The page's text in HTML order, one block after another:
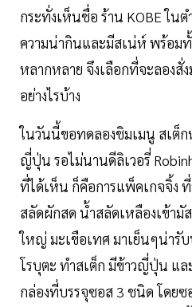
กระทั่งเห็นชื่อ ร้าน KOBE ใน
ความน่ากินและมีสเน่ห์ พร้อมทั้
หลากหลาย จึงเลือกที่จะลองสั่
อย่างไรบ้าง
ในวันนี้ขอทดลองชิมเมนู สเต็ก
ญี่ปุ่น รอไม่นานดีลิเวอรี่
ที่ได้เห็น ก็คือการแพ็คเกจจิ้ง
สลัดผักสด น้ำสลัดเหลืองเข้ามั
ใหญ่ มะเขือเทศ มาเย็นๆน่ารั
โรบุตะ ทำสเต็ก มีข้าวญี่ปุ่น แ
กล่องที่บรรจุซอส 3 ชนิด โดย